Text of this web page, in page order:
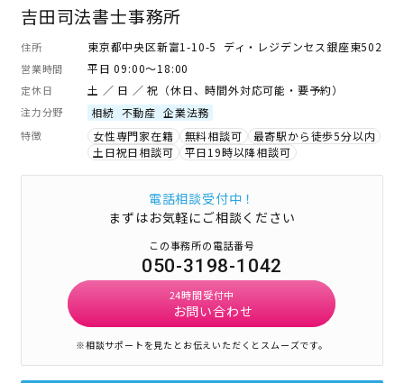
吉田司法書士事務所
住所 東京都中央区新富1-10-5 ディ・レジデンセス銀座東502
営業時間 平日 09:00～18:00
定休日 土 ／ 日 ／ 祝（休日、時間外対応可能・要予約）
注力分野 相続 不動産 企業法務
特徴 女性専門家在籍 無料相談可
最寄駅から徒歩5分以内
土日祝日相談可
平日19時以降相談可
電話相談受付中！
まずはお気軽にご相談ください
この事務所の電話番号
050-3198-1042
24時間受付中
お問い合わせ
※相談サポートを見たとお伝えいただくとスムーズです。